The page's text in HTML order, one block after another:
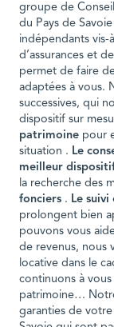
groupe de
du Pays de
indépendants vis-
d’assurances et
permet de faire
adaptées à vous.
successives, qui
dispositif sur
patrimoine pour
situation . Le
meilleur dispositif
la recherche des
fonciers . Le
prolongent bien
pouvons vous
de revenus, nous
locative dans le
continuons à
patrimoine…
garanties de votre